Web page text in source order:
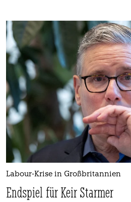
Labour-Krise in Großbritannien
Endspiel für Keir Starmer